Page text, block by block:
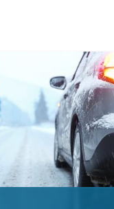
hielo y nieve.